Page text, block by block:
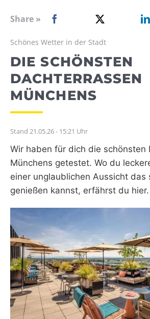
WEBRADIO
Share »
Schönes Wetter in der Stadt
DIE SCHÖNSTEN
DACHTERRASSEN
MÜNCHENS
Stand 21.05.26 - 15:21 Uhr
Wir haben für dich die schönsten
Münchens getestet. Wo du
einer unglaublichen Aussicht das
genießen kannst, erfährst du hier.